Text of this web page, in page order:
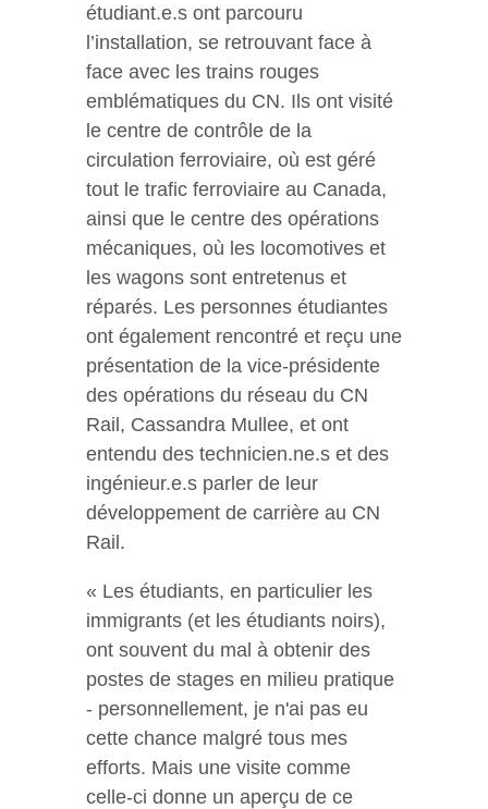
étudiant.e.s ont parcouru
l’installation, se retrouvant face à
face avec les trains rouges
emblématiques du CN. Ils ont visité
le centre de contrôle de la
circulation ferroviaire, où est géré
tout le trafic ferroviaire au Canada,
ainsi que le centre des opérations
mécaniques, où les locomotives et
les wagons sont entretenus et
réparés. Les personnes étudiantes
ont également rencontré et reçu une
présentation de la vice-présidente
des opérations du réseau du CN
Rail, Cassandra Mullee, et ont
entendu des technicien.ne.s et des
ingénieur.e.s parler de leur
développement de carrière au CN
Rail.
« Les étudiants, en particulier les
immigrants (et les étudiants noirs),
ont souvent du mal à obtenir des
postes de stages en milieu pratique
- personnellement, je n'ai pas eu
cette chance malgré tous mes
efforts. Mais une visite comme
celle-ci donne un aperçu de ce